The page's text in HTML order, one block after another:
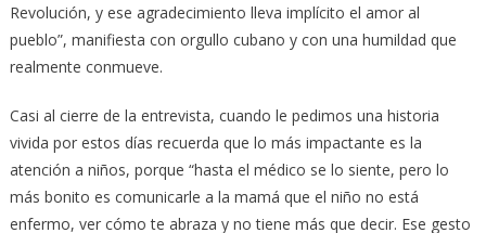
Revolución, y ese agradecimiento lleva implícito el amor al
pueblo”, manifiesta con orgullo cubano y con una humildad que
realmente conmueve.
Casi al cierre de la entrevista, cuando le pedimos una historia
vivida por estos días recuerda que lo más impactante es la
atención a niños, porque “hasta el médico se lo siente, pero lo
más bonito es comunicarle a la mamá que el niño no está
enfermo, ver cómo te abraza y no tiene más que decir. Ese gesto